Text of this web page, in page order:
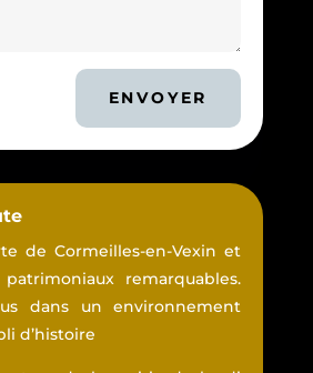
ENVOYER
de Cormeilles-en-Vexin et
remarquables.
dans un environnement
d’histoire